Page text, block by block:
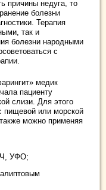
причины недуга, то
болезни
Терапия
так и
болезни народными
с
медик
пациенту
слизи. Для этого
пищевой или морской
можно применяя
УФО;